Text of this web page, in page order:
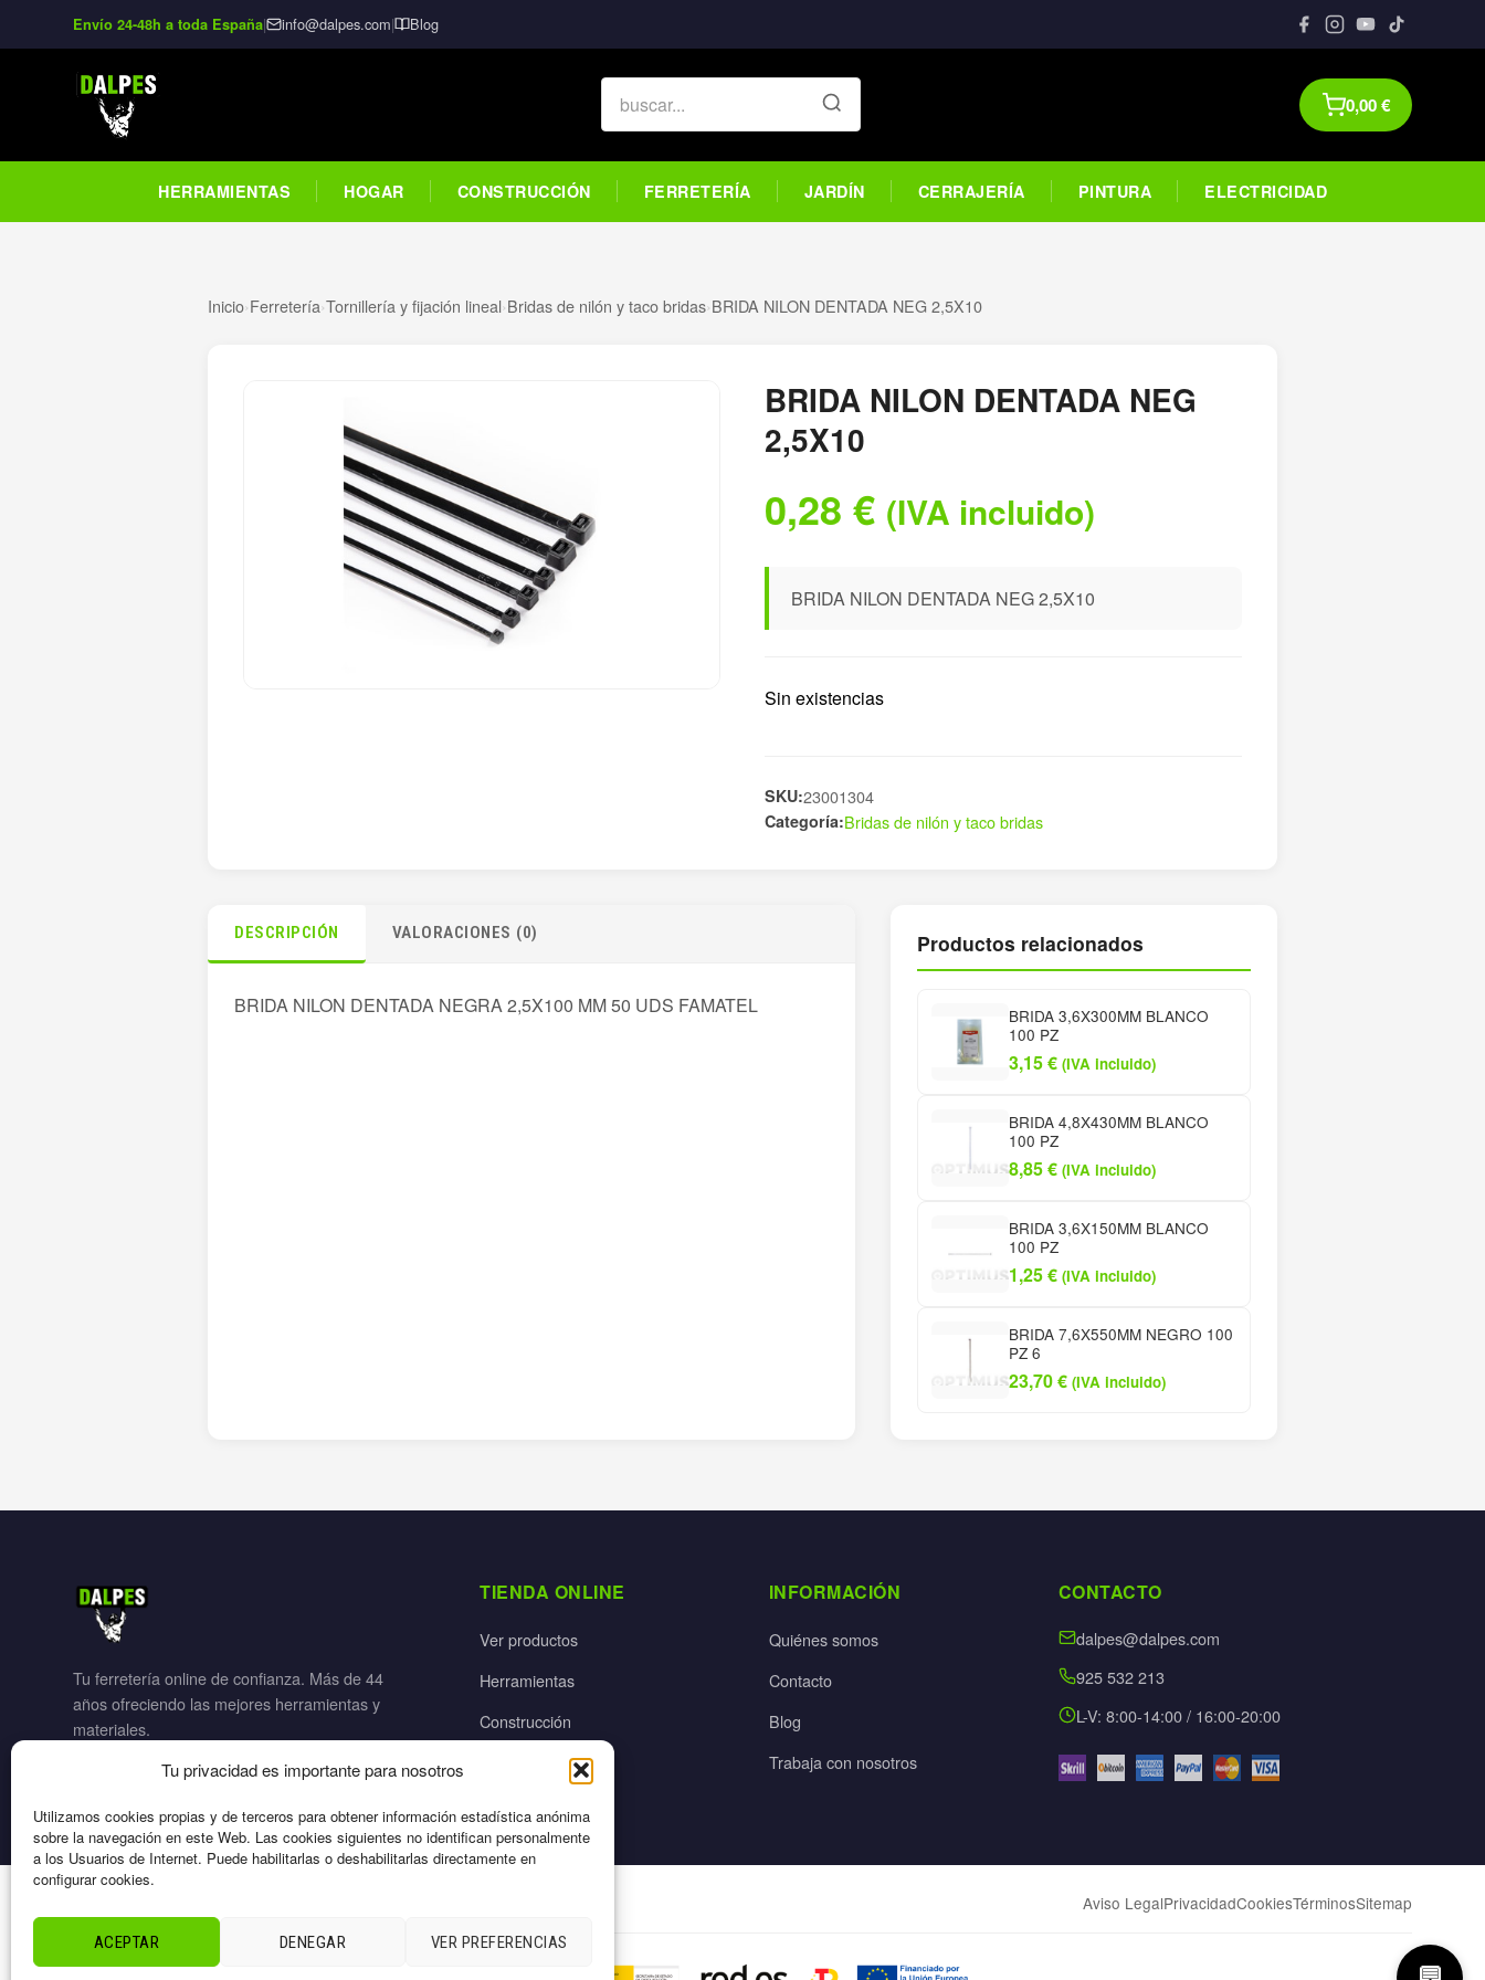
Tu privacidad es importante para nosotros
Utilizamos cookies propias y de terceros para obtener información estadística anónima
sobre la navegación en este Web. Las cookies siguientes no identifican personalmente
a los Usuarios de Internet. Puede habilitarlas o deshabilitarlas directamente en
configurar cookies.
ACEPTAR DENEGAR VER PREFERENCIAS
Envío 24-48h a toda España| info@dalpes.com| Blog
0,00€
HERRAMIENTAS HOGAR CONSTRUCCIÓN FERRETERÍA JARDÍN CERRAJERÍA PINTURA ELECTRICIDAD
Inicio›Ferretería›Tornillería y fijación lineal›Bridas de nilón y taco bridas›BRIDA NILON DENTADA NEG 2,5X10
BRIDA NILON DENTADA NEG
2,5X10
0,28 € (IVA incluido)
BRIDA NILON DENTADA NEG 2,5X10
Sin existencias
SKU:23001304
Categoría:Bridas de nilón y taco bridas
DESCRIPCIÓN VALORACIONES (0)
BRIDA NILON DENTADA NEGRA 2,5X100 MM 50 UDS FAMATEL
Productos relacionados
BRIDA 3,6X300MM BLANCO
100 PZ
3,15€ (IVA incluido)
BRIDA 4,8X430MM BLANCO
100 PZ
8,85€ (IVA incluido)
BRIDA 3,6X150MM BLANCO
100 PZ
1,25€ (IVA incluido)
BRIDA 7,6X550MM NEGRO 100
PZ 6
23,70€ (IVA incluido)
Tu ferretería online de confianza. Más de 44
años ofreciendo las mejores herramientas y
materiales.
TIENDA ONLINE
Ver productos
Herramientas
Construcción
INFORMACIÓN
Quiénes somos
Contacto
Blog
Trabaja con nosotros
CONTACTO
dalpes@dalpes.com
925 532 213
L-V: 8:00-14:00 / 16:00-20:00
Aviso LegalPrivacidadCookiesTérminosSitemap